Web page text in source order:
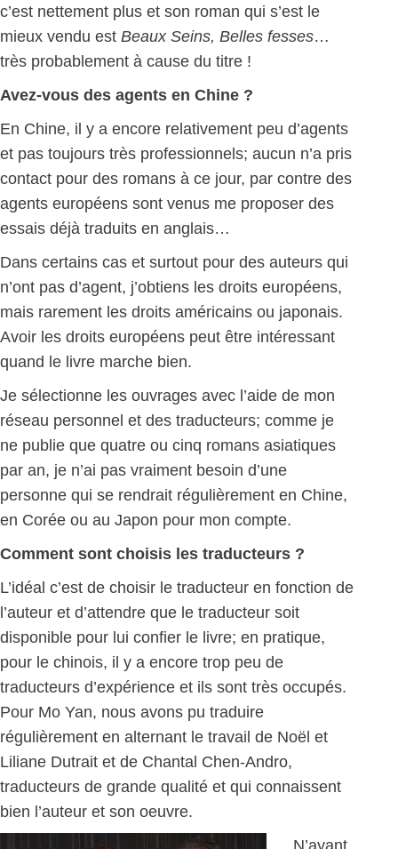
c’est nettement plus et son roman qui s’est le
mieux vendu est Beaux Seins, Belles fesses…
très probablement à cause du titre !
Avez-vous des agents en Chine ?
En Chine, il y a encore relativement peu d’agents
et pas toujours très professionnels; aucun n’a pris
contact pour des romans à ce jour, par contre des
agents européens sont venus me proposer des
essais déjà traduits en anglais…
Dans certains cas et surtout pour des auteurs qui
n’ont pas d’agent, j’obtiens les droits européens,
mais rarement les droits américains ou japonais.
Avoir les droits européens peut être intéressant
quand le livre marche bien.
Je sélectionne les ouvrages avec l’aide de mon
réseau personnel et des traducteurs; comme je
ne publie que quatre ou cinq romans asiatiques
par an, je n’ai pas vraiment besoin d’une
personne qui se rendrait régulièrement en Chine,
en Corée ou au Japon pour mon compte.
Comment sont choisis les traducteurs ?
L’idéal c’est de choisir le traducteur en fonction de
l’auteur et d’attendre que le traducteur soit
disponible pour lui confier le livre; en pratique,
pour le chinois, il y a encore trop peu de
traducteurs d’expérience et ils sont très occupés.
Pour Mo Yan, nous avons pu traduire
régulièrement en alternant le travail de Noël et
Liliane Dutrait et de Chantal Chen-Andro,
traducteurs de grande qualité et qui connaissent
bien l’auteur et son oeuvre.
N’ayant